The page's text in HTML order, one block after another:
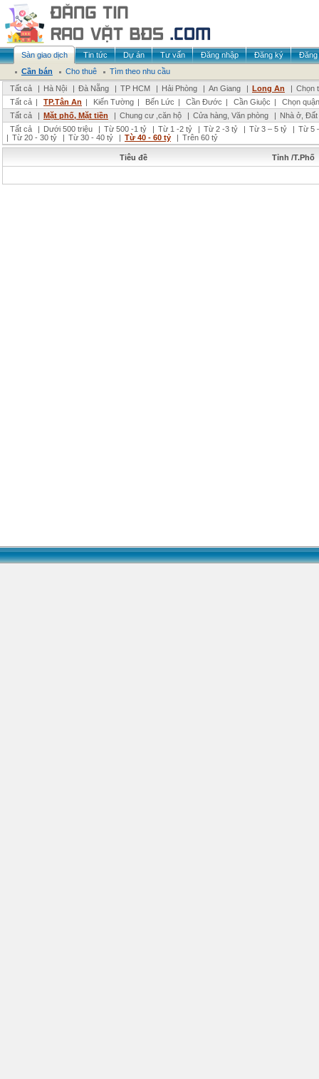
Sàn giao dịch Tin tức Dự án Tư vấn Đăng nhập Đăng ký
Đăng
Cần bán
Cho thuê
Tìm theo nhu cầu
Tất cả
| Hà Nội | Đà Nẵng | TP HCM | Hải Phòng | An Giang | Long An | Chọn
Tất cả | TP.Tân An | Kiến Tường | Bến Lức | Cần Đước | Cần Giuộc |
Chọn
Tất cả
| Mặt phố, Mặt tiền | Chung cư ,căn hộ | Cửa hàng, Văn phòng | Nhà ở,
Tất cả
| Dưới 500 triệu | Từ 500 -1 tỷ | Từ 1 -2 tỷ | Từ 2 -3 tỷ | Từ 3 – 5 tỷ | Từ 5
| Từ 20 - 30 tỷ | Từ 30 - 40 tỷ | Từ 40 - 60 tỷ | Trên 60 tỷ
Tiêu đề Tỉnh /T.Phố